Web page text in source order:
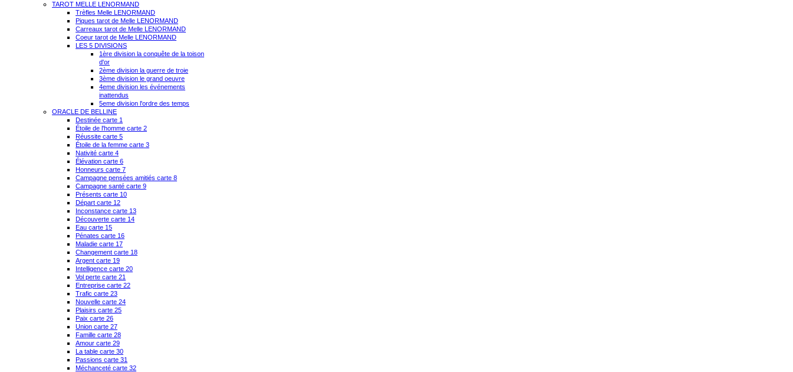
TAROT MELLE LENORMAND
Trèfles Melle LENORMAND
Piques tarot de Melle LENORMAND
Carreaux tarot de Melle LENORMAND
Coeur tarot de Melle LENORMAND
LES 5 DIVISIONS
1ère division la conquête de la toison
d'or
2ème division la guerre de troie
3ème division le grand oeuvre
4eme division les événements
inattendus
5eme division l'ordre des temps
ORACLE DE BELLINE
Destinée carte 1
Étoile de l'homme carte 2
Réussite carte 5
Étoile de la femme carte 3
Nativité carte 4
Élévation carte 6
Honneurs carte 7
Campagne pensées amitiés carte 8
Campagne santé carte 9
Présents carte 10
Départ carte 12
Inconstance carte 13
Découverte carte 14
Eau carte 15
Pénates carte 16
Maladie carte 17
Changement carte 18
Argent carte 19
Intelligence carte 20
Vol perte carte 21
Entreprise carte 22
Trafic carte 23
Nouvelle carte 24
Plaisirs carte 25
Paix carte 26
Union carte 27
Famille carte 28
Amour carte 29
La table carte 30
Passions carte 31
Méchanceté carte 32